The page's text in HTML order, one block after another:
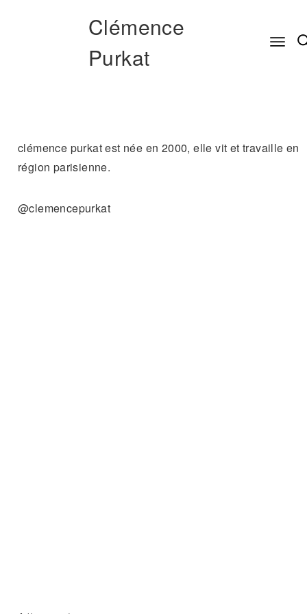
Clémence
Purkat
clémence purkat est née en 2000, elle vit et travaille en
région parisienne.
@clemencepurkat